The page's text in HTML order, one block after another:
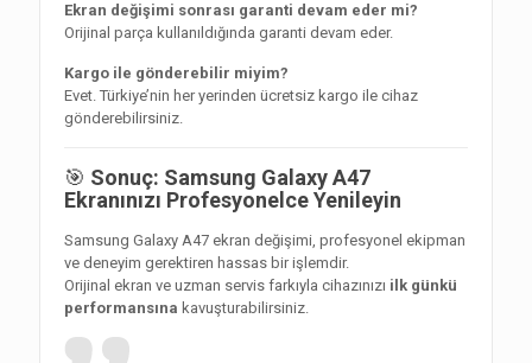
Ekran değişimi sonrası garanti devam eder mi?
Orijinal parça kullanıldığında garanti devam eder.
Kargo ile gönderebilir miyim?
Evet. Türkiye’nin her yerinden ücretsiz kargo ile cihaz
gönderebilirsiniz.
🎯 Sonuç: Samsung Galaxy A47
Ekranınızı Profesyonelce Yenileyin
Samsung Galaxy A47 ekran değişimi, profesyonel ekipman
ve deneyim gerektiren hassas bir işlemdir.
Orijinal ekran ve uzman servis farkıyla cihazınızı ilk günkü
performansına kavuşturabilirsiniz.